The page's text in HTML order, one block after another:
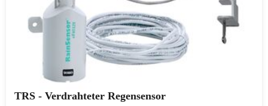
TRS - Verdrahteter Regensensor